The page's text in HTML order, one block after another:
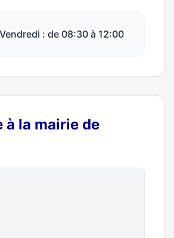
: de 08:30 à 12:00
à la mairie de